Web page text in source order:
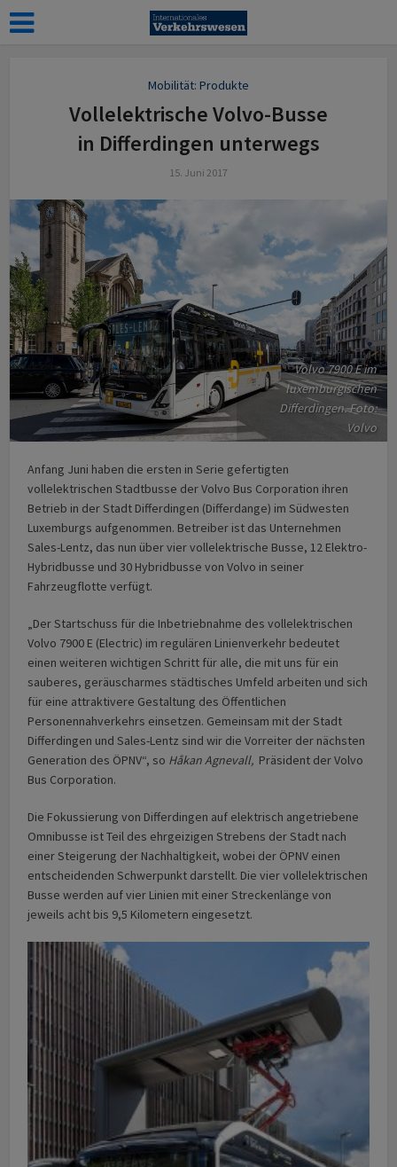
Mobilität: Produkte
Vollelektrische Volvo-Busse
in Differdingen unterwegs
15. Juni 2017
Volvo 7900 E im
luxemburgischen
Differdingen. Foto:
Volvo
Anfang Juni haben die ersten in Serie gefertigten
vollelektrischen Stadtbusse der Volvo Bus Corporation ihren
Betrieb in der Stadt Differdingen (Differdange) im Südwesten
Luxemburgs aufgenommen. Betreiber ist das Unternehmen
Sales-Lentz, das nun über vier vollelektrische Busse, 12 Elektro-
Hybridbusse und 30 Hybridbusse von Volvo in seiner
Fahrzeugflotte verfügt.
„Der Startschuss für die Inbetriebnahme des vollelektrischen
Volvo 7900 E (Electric) im regulären Linienverkehr bedeutet
einen weiteren wichtigen Schritt für alle, die mit uns für ein
sauberes, geräuscharmes städtisches Umfeld arbeiten und sich
für eine attraktivere Gestaltung des Öffentlichen
Personennahverkehrs einsetzen. Gemeinsam mit der Stadt
Differdingen und Sales-Lentz sind wir die Vorreiter der nächsten
Generation des ÖPNV“, so Håkan Agnevall, Präsident der Volvo
Bus Corporation.
Die Fokussierung von Differdingen auf elektrisch angetriebene
Omnibusse ist Teil des ehrgeizigen Strebens der Stadt nach
einer Steigerung der Nachhaltigkeit, wobei der ÖPNV einen
entscheidenden Schwerpunkt darstellt. Die vier vollelektrischen
Busse werden auf vier Linien mit einer Streckenlänge von
jeweils acht bis 9,5 Kilometern eingesetzt.